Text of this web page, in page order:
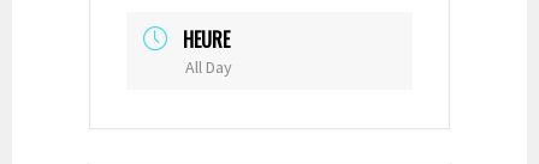
HEURE
All Day